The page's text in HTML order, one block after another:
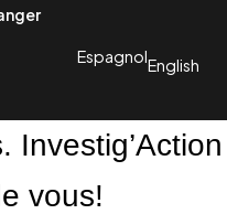
EspagnolEnglish
Investig’Action
vous!